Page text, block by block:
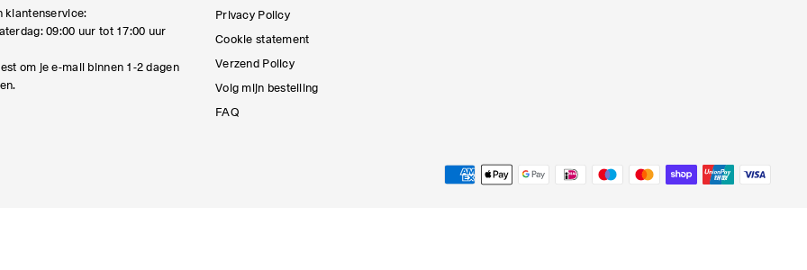
klantenservice:
09:00 uur tot 17:00 uur
om je e-mail binnen 1-2 dagen
Privacy Policy
Cookie statement
Verzend Policy
Volg mijn bestelling
FAQ